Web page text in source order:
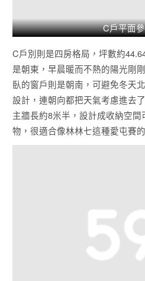
C戶平面
C戶別則是四房格局，坪數約
是朝東，早晨暖而不熱的陽光剛
臥的窗戶則是朝南，可避免冬天
設計，連朝向都把天氣考慮進去
主牆長約8米半，設計成收納空
物，很適合像林林七這種愛屯賽